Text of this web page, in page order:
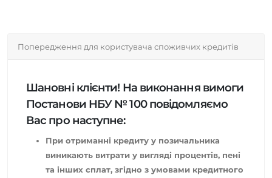
Попередження для користувача споживчих кредитів
Шановні клієнти! На виконання вимоги
Постанови НБУ № 100 повідомляємо
Вас про наступне:
При отриманні кредиту у позичальника
виникають витрати у вигляді процентів, пені
та інших сплат, згідно з умовами кредитного